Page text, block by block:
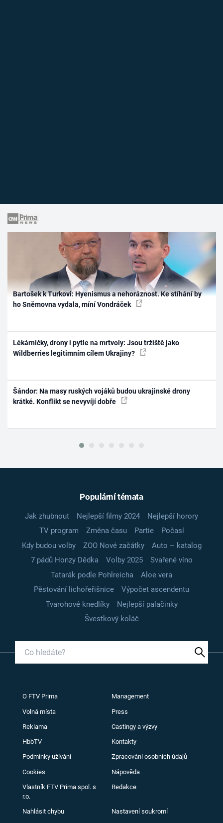
Bartošek k Turkovi: Hyenismus a nehoráznost. Ke stíhání by
ho Sněmovna vydala, míní Vondráček
Lékárničky, drony i pytle na mrtvoly: Jsou tržiště jako
Wildberries legitimním cílem Ukrajiny?
Šándor: Na masy ruských vojáků budou ukrajinské drony
krátké. Konflikt se nevyvíjí dobře
Populární témata
Jak zhubnout Nejlepší filmy 2024
Nejlepší horory
TV program
Změna času Partie
Počasí
Kdy budou volby
ZOO Nové začátky
Auto – katalog
7 pádů Honzy Dědka
Volby 2025
Svařené víno
Tatarák podle Pohlreicha
Aloe vera
Pěstování lichořeřišnice
Výpočet ascendentu
Tvarohové knedlíky
Nejlepší palačinky
Švestkový koláč
O FTV Prima Management
Volná místa Press
Reklama Castingy a výzvy
HbbTV Kontakty
Podmínky užívání Zpracování osobních údajů
Cookies Nápověda
Vlastník FTV Prima spol. s
r.o.
Redakce
Nahlásit chybu Nastavení soukromí